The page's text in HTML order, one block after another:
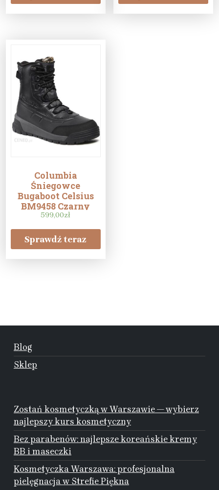
Columbia
Śniegowce
Bugaboot Celsius
BM9458 Czarny
599,00zł
Sprawdź teraz
Blog
Sklep
Zostań kosmetyczką w Warszawie — wybierz
najlepszy kurs kosmetyczny
Bez parabenów: najlepsze koreańskie kremy
BB i maseczki
Kosmetyczka Warszawa: profesjonalna
pielęgnacja w Strefie Piękna